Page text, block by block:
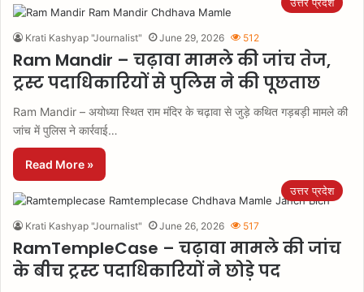
Krati Kashyap "Journalist" June 29, 2026 512
Ram Mandir – चढ़ावा मामले की जांच तेज,
ट्रस्ट पदाधिकारियों से पुलिस ने की पूछताछ
Ram Mandir – अयोध्या स्थित राम मंदिर के चढ़ावा से जुड़े कथित गड़बड़ी मामले की
जांच में पुलिस ने कार्रवाई…
Read More »
उत्तर प्रदेश
Krati Kashyap "Journalist" June 26, 2026 517
RamTempleCase – चढ़ावा मामले की जांच
के बीच ट्रस्ट पदाधिकारियों ने छोड़े पद